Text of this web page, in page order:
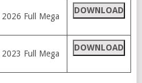
Full Mega
DOWNLOAD
Full Mega
DOWNLOAD